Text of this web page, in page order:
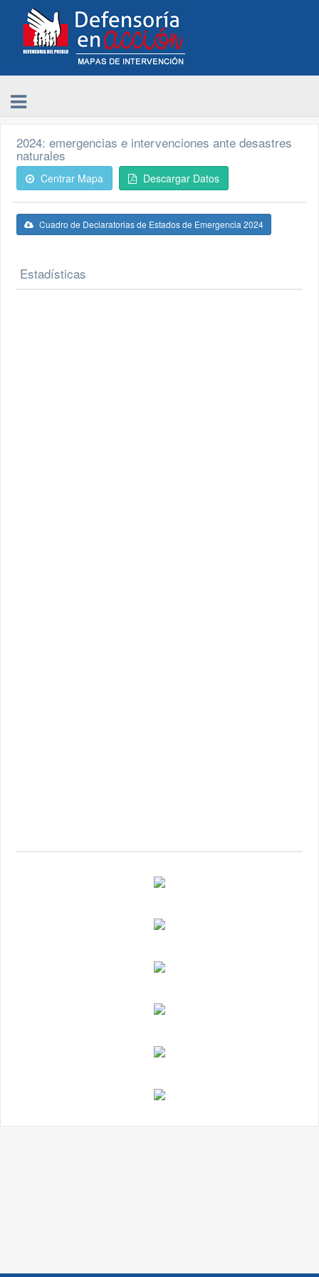
2024: emergencias e intervenciones ante desastres
naturales
Centrar Mapa Descargar Datos
Cuadro de Declaratorias de Estados de Emergencia 2024
Estadísticas